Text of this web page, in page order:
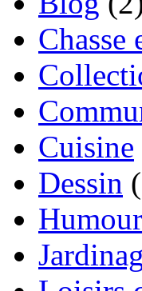
Chasse
Cuisine
Dessin
Humour